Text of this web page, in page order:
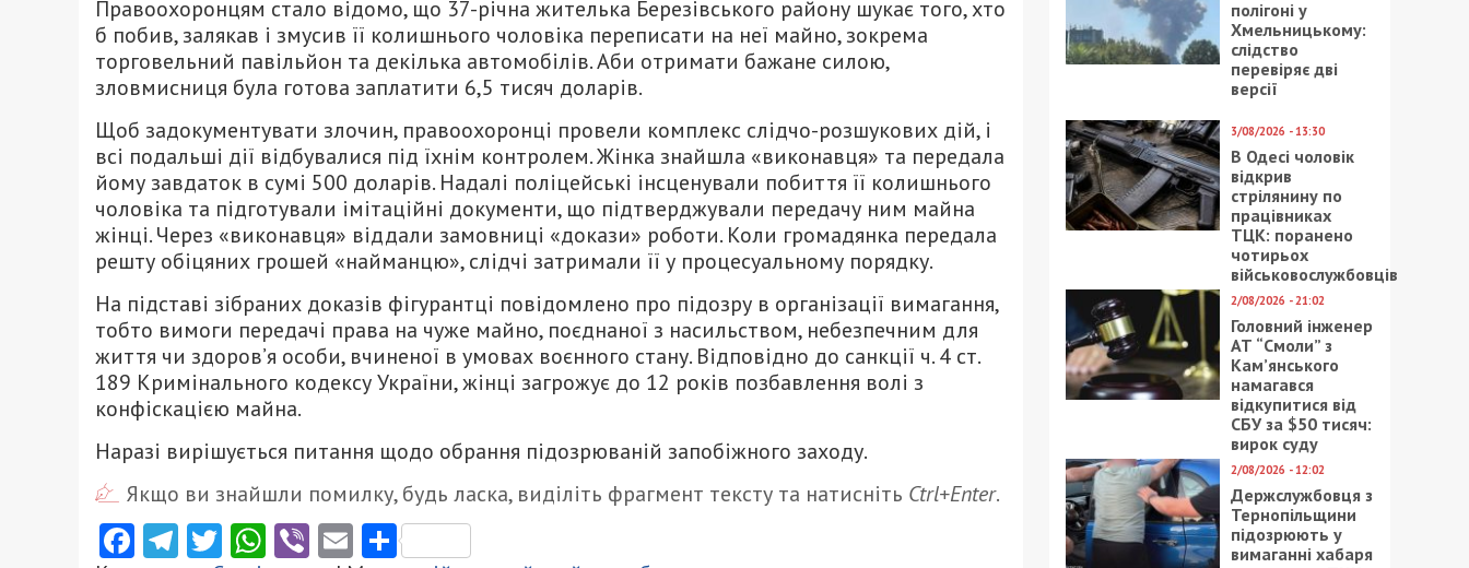
Правоохоронцям стало відомо, що 37-річна жителька Березівського району шукає того, хто
б побив, залякав і змусив її колишнього чоловіка переписати на неї майно, зокрема
торговельний павільйон та декілька автомобілів. Аби отримати бажане силою,
зловмисниця була готова заплатити 6,5 тисяч доларів.
Щоб задокументувати злочин, правоохоронці провели комплекс слідчо-розшукових дій, і
всі подальші дії відбувалися під їхнім контролем. Жінка знайшла «виконавця» та передала
йому завдаток в сумі 500 доларів. Надалі поліцейські інсценували побиття її колишнього
чоловіка та підготували імітаційні документи, що підтверджували передачу ним майна
жінці. Через «виконавця» віддали замовниці «докази» роботи. Коли громадянка передала
решту обіцяних грошей «найманцю», слідчі затримали її у процесуальному порядку.
На підставі зібраних доказів фігурантці повідомлено про підозру в організації вимагання,
тобто вимоги передачі права на чуже майно, поєднаної з насильством, небезпечним для
життя чи здоров’я особи, вчиненої в умовах воєнного стану. Відповідно до санкції ч. 4 ст.
189 Кримінального кодексу України, жінці загрожує до 12 років позбавлення волі з
конфіскацією майна.
Наразі вирішується питання щодо обрання підозрюваній запобіжного заходу.
Якщо ви знайшли помилку, будь ласка, виділіть фрагмент тексту та натисніть Ctrl+Enter.
Facebook
Telegram
Twitter
WhatsApp
ViberEmailПоділитися
полігоні у
Хмельницькому:
слідство
перевіряє дві
версії
3/08/2026 - 13:30
В Одесі чоловік
відкрив
стрілянину по
працівниках
ТЦК: поранено
чотирьох
військовослужбовців
2/08/2026 - 21:02
Головний інженер
АТ “Смоли” з
Кам’янського
намагався
відкупитися від
СБУ за $50 тисяч:
вирок суду
2/08/2026 - 12:02
Держслужбовця з
Тернопільщини
підозрюють у
вимаганні хабаря